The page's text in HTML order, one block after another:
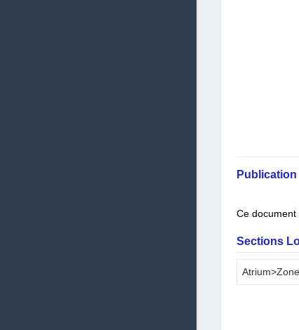
Publication
Ce document
Sections